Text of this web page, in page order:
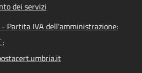
dei servizi
- Partita IVA dell'amministrazione: